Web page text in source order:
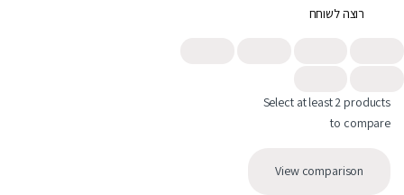
רוצה לשוחח
פנייה בוואטסאפ
Select at least 2 products
to compare
View comparison